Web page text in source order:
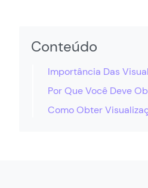
Conteúdo
Importância Das
Por Que Você Deve
Como Obter